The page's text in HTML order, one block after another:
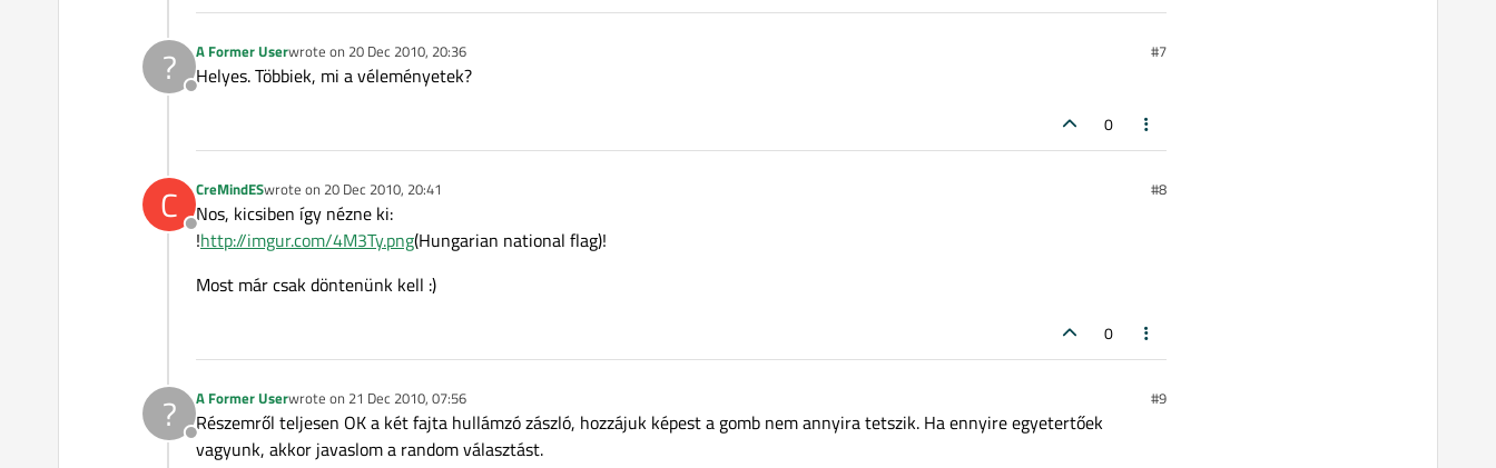
?
Offline
A Former Userwrote on 20 Dec 2010, 20:36
last edited by #7
Helyes. Többiek, mi a véleményetek?
0
C
Offline
CreMindESwrote on 20 Dec 2010, 20:41
last edited by #8
Nos, kicsiben így nézne ki:
!http://imgur.com/4M3Ty.png(Hungarian national flag)!
Most már csak döntenünk kell :)
0
?
Offline
A Former Userwrote on 21 Dec 2010, 07:56
last edited by #9
Részemről teljesen OK a két fajta hullámzó zászló, hozzájuk képest a gomb nem annyira tetszik. Ha ennyire egyetertőek
vagyunk, akkor javaslom a random választást.